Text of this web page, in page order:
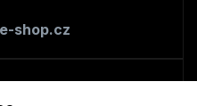
shop.cz